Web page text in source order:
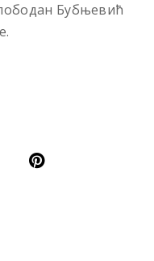
Бубњевић